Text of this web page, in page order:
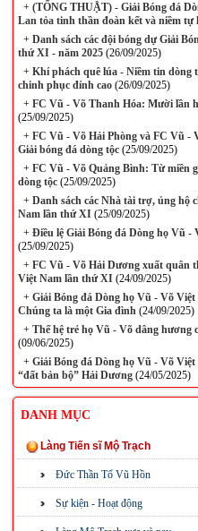
+(TỔNG THUẬT) - Giải Bóng đá
Lan tỏa tinh thần đoàn kết và niềm tự
+Danh sách các đội bóng dự Giải
thứ XI - năm 2025(26/09/2025)
+Khí phách quê lúa - Niềm tin dòng
chinh phục đỉnh cao(26/09/2025)
+FC Vũ - Võ Thanh Hóa: Mười lần
(25/09/2025)
+FC Vũ - Võ Hải Phòng và FC Vũ -
Giải bóng đá dòng tộc(25/09/2025)
+FC Vũ - Võ Quảng Bình: Từ miền
dòng tộc(25/09/2025)
+Danh sách các Nhà tài trợ, ủng hộ
Nam lần thứ XI(25/09/2025)
+Điều lệ Giải Bóng đá Dòng họ Vũ -
(25/09/2025)
+FC Vũ - Võ Hải Dương xuất quân
Việt Nam lần thứ XI(24/09/2025)
+Giải Bóng đá Dòng họ Vũ - Võ
Chúng ta là một Gia đình(24/09/2025)
+Thế hệ trẻ họ Vũ - Võ dâng hương
(09/06/2025)
+Giải Bóng đá Dòng họ Vũ - Võ
“đất bản bộ” Hải Dương(24/05/2025)
DANH MỤC
Làng Tiến sĩ Mộ Trạch
Đức Thần Tổ Vũ Hồn
Sự kiện - Hoạt động